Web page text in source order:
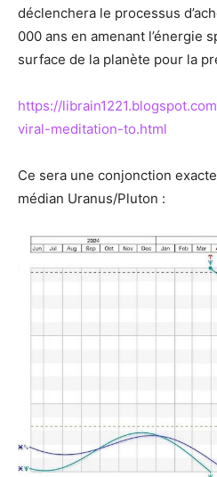
déclenchera le processus
000 ans en amenant l’énergie
surface de la planète pour la
https://
viral-meditation-to.html
Ce sera une conjonction
médian Uranus/Pluton :